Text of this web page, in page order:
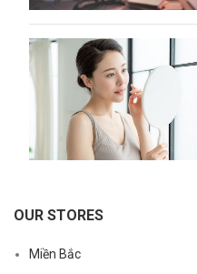
OUR STORES
Miền Bắc